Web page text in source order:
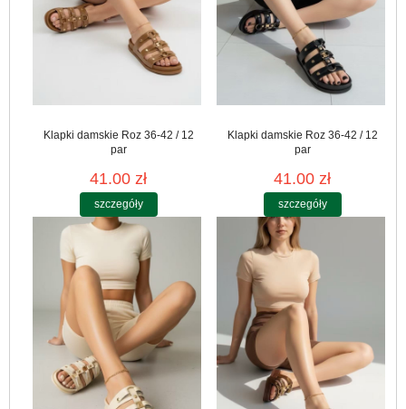
Klapki damskie Roz 36-42 / 12
par
41.00 zł
szczegóły
Klapki damskie Roz 36-42 / 12
par
41.00 zł
szczegóły